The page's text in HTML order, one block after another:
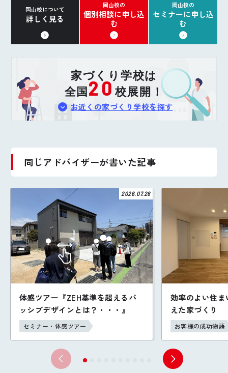
岡山校について
詳しく見る
岡山校の
個別相談に申し込
む
岡山校の
セミナーに申し込
む
家づくり学校は
全国20校展開！
お近くの家づくり学校を探す
同じアドバイザーが書いた記事
体感ツアー『ZEH基準を超えるパ
ッシブデザインとは？・・・』
2026.07.26
セミナー・体感ツアー
効率のよい住
えた家づくり
お客様の成功物語